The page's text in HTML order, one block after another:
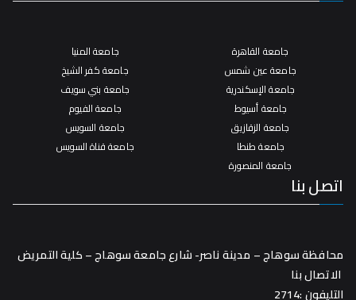
جامعة القاهرة
جامعة عين شمس
جامعة الإسكندرية
جامعة أسيوط
جامعة الزقازيق
جامعة طنطا
جامعة المنصورة
جامعة المنيا
جامعة كفر الشيخ
جامعة بني سويف
جامعة الفيوم
جامعة السويس
جامعة قناة السويس
اتصل بنا
محافظة سوهاج – مدينة ناصر- شارع جامعة سوهاج – كلية التمريض
الاتصال بنا
التليفون :2714